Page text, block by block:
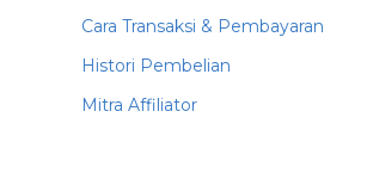
Cara Transaksi & Pembayaran
Histori Pembelian
Mitra Affiliator